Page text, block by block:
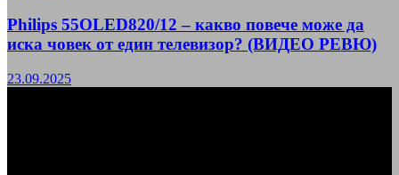
Philips 55OLED820/12 – какво повече може да
иска човек от един телевизор? (ВИДЕО РЕВЮ)
23.09.2025